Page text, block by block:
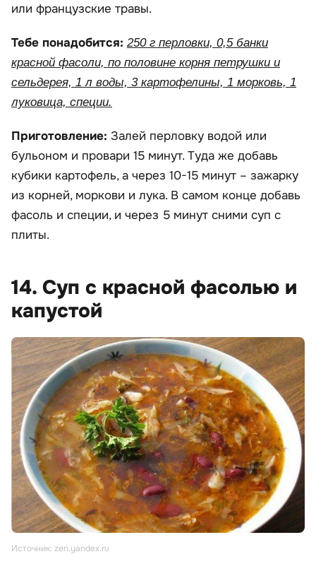
или французские травы.
Тебе понадобится: 250 г перловки, 0,5 банки
красной фасоли, по половине корня петрушки и
сельдерея, 1 л воды, 3 картофелины, 1 морковь, 1
луковица, специи.
Приготовление: Залей перловку водой или
бульоном и провари 15 минут. Туда же добавь
кубики картофель, а через 10-15 минут – зажарку
из корней, моркови и лука. В самом конце добавь
фасоль и специи, и через 5 минут сними суп с
плиты.
14. Суп с красной фасолью и
капустой
Источник: zen.yandex.ru